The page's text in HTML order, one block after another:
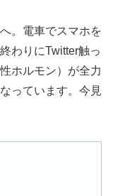
。電車でスマホを
わりにTwitter触っ
ホルモン）が全力
っています。今見